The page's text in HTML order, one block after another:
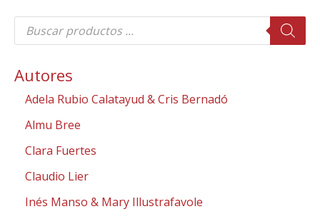
B
s
u
e
Autores
Adela Rubio Calatayud & Cris Bernadó
Almu Bree
Clara Fuertes
Claudio Lier
Inés Manso & Mary Illustrafavole